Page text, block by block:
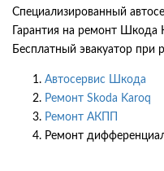
Специализированный
Гарантия на ремонт Шкода
Бесплатный эвакуатор при
Автосервис Шкода
Ремонт Skoda Karoq
Ремонт АКПП
Ремонт